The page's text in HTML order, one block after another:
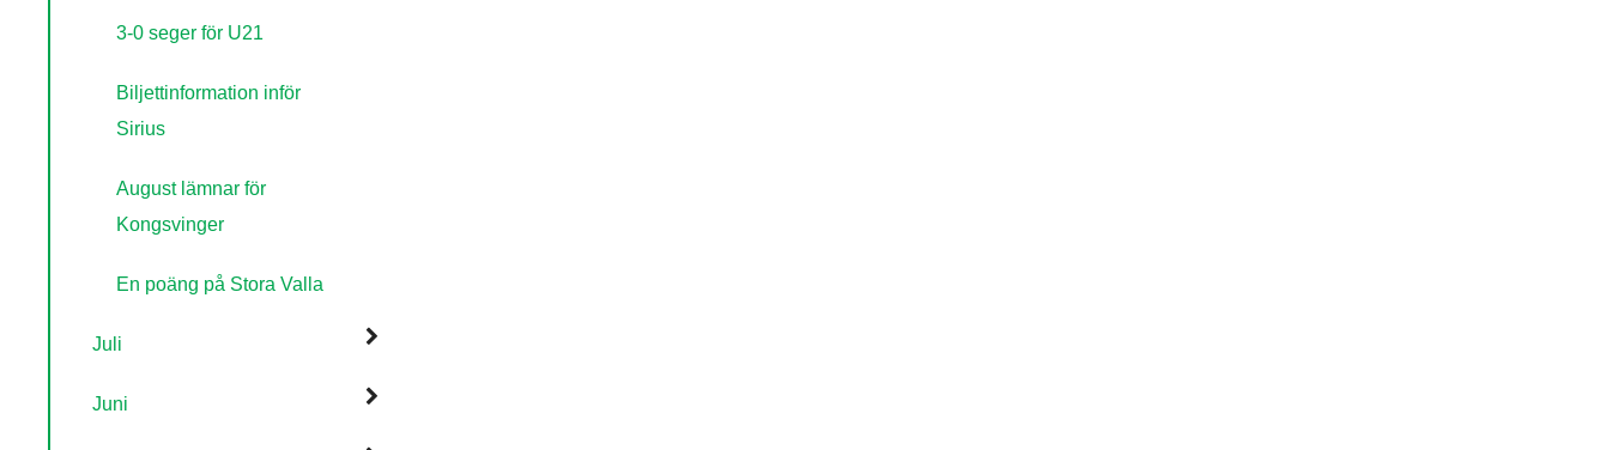
3-0 seger för U21
Biljettinformation inför
Sirius
August lämnar för
Kongsvinger
En poäng på Stora Valla
Juli
Juni